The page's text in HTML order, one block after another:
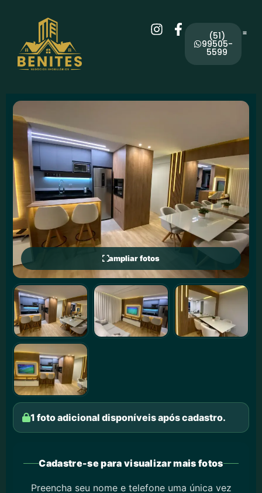
(51)
99505-
5599
ampliar fotos
1 foto adicional disponíveis após cadastro.
Cadastre-se para visualizar mais fotos
Preencha seu nome e telefone uma única vez